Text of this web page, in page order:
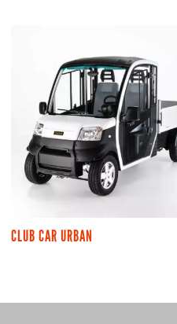
CLUB CAR URBAN